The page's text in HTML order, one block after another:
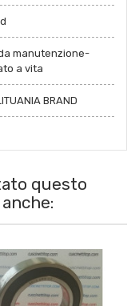
manutenzione-
a vita
BRAND
questo